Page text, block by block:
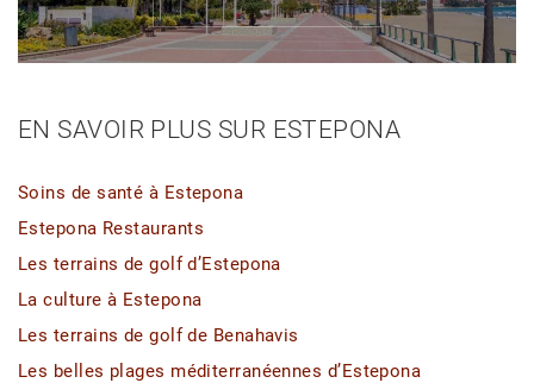
EN SAVOIR PLUS SUR ESTEPONA
Soins de santé à Estepona
Estepona Restaurants
Les terrains de golf d’Estepona
La culture à Estepona
Les terrains de golf de Benahavis
Les belles plages méditerranéennes d’Estepona